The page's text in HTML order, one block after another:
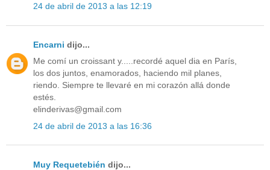
24 de abril de 2013 a las 12:19
Encarni dijo...
Me comí un croissant y.....recordé aquel dia en París,
los dos juntos, enamorados, haciendo mil planes,
riendo. Siempre te llevaré en mi corazón allá donde
estés.
elinderivas@gmail.com
24 de abril de 2013 a las 16:36
Muy Requetebién dijo...